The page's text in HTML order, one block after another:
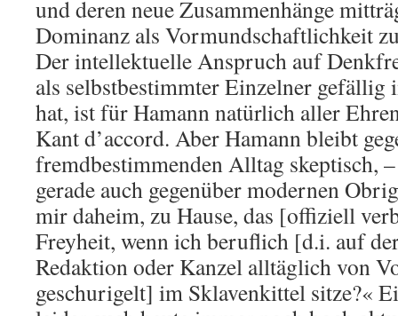
und deren neue Zusammenhänge
Dominanz als Vormundschaftlichkeit
Der intellektuelle Anspruch auf
als selbstbestimmter Einzelner
hat, ist für Hamann natürlich aller
Kant d’accord. Aber Hamann bleibt
fremdbestimmenden Alltag skeptisch,
gerade auch gegenüber modernen
mir daheim, zu Hause, das [offiziell
Freyheit, wenn ich beruflich [d.i. auf
Redaktion oder Kanzel alltäglich von
geschurigelt] im Sklavenkittel sitze?«